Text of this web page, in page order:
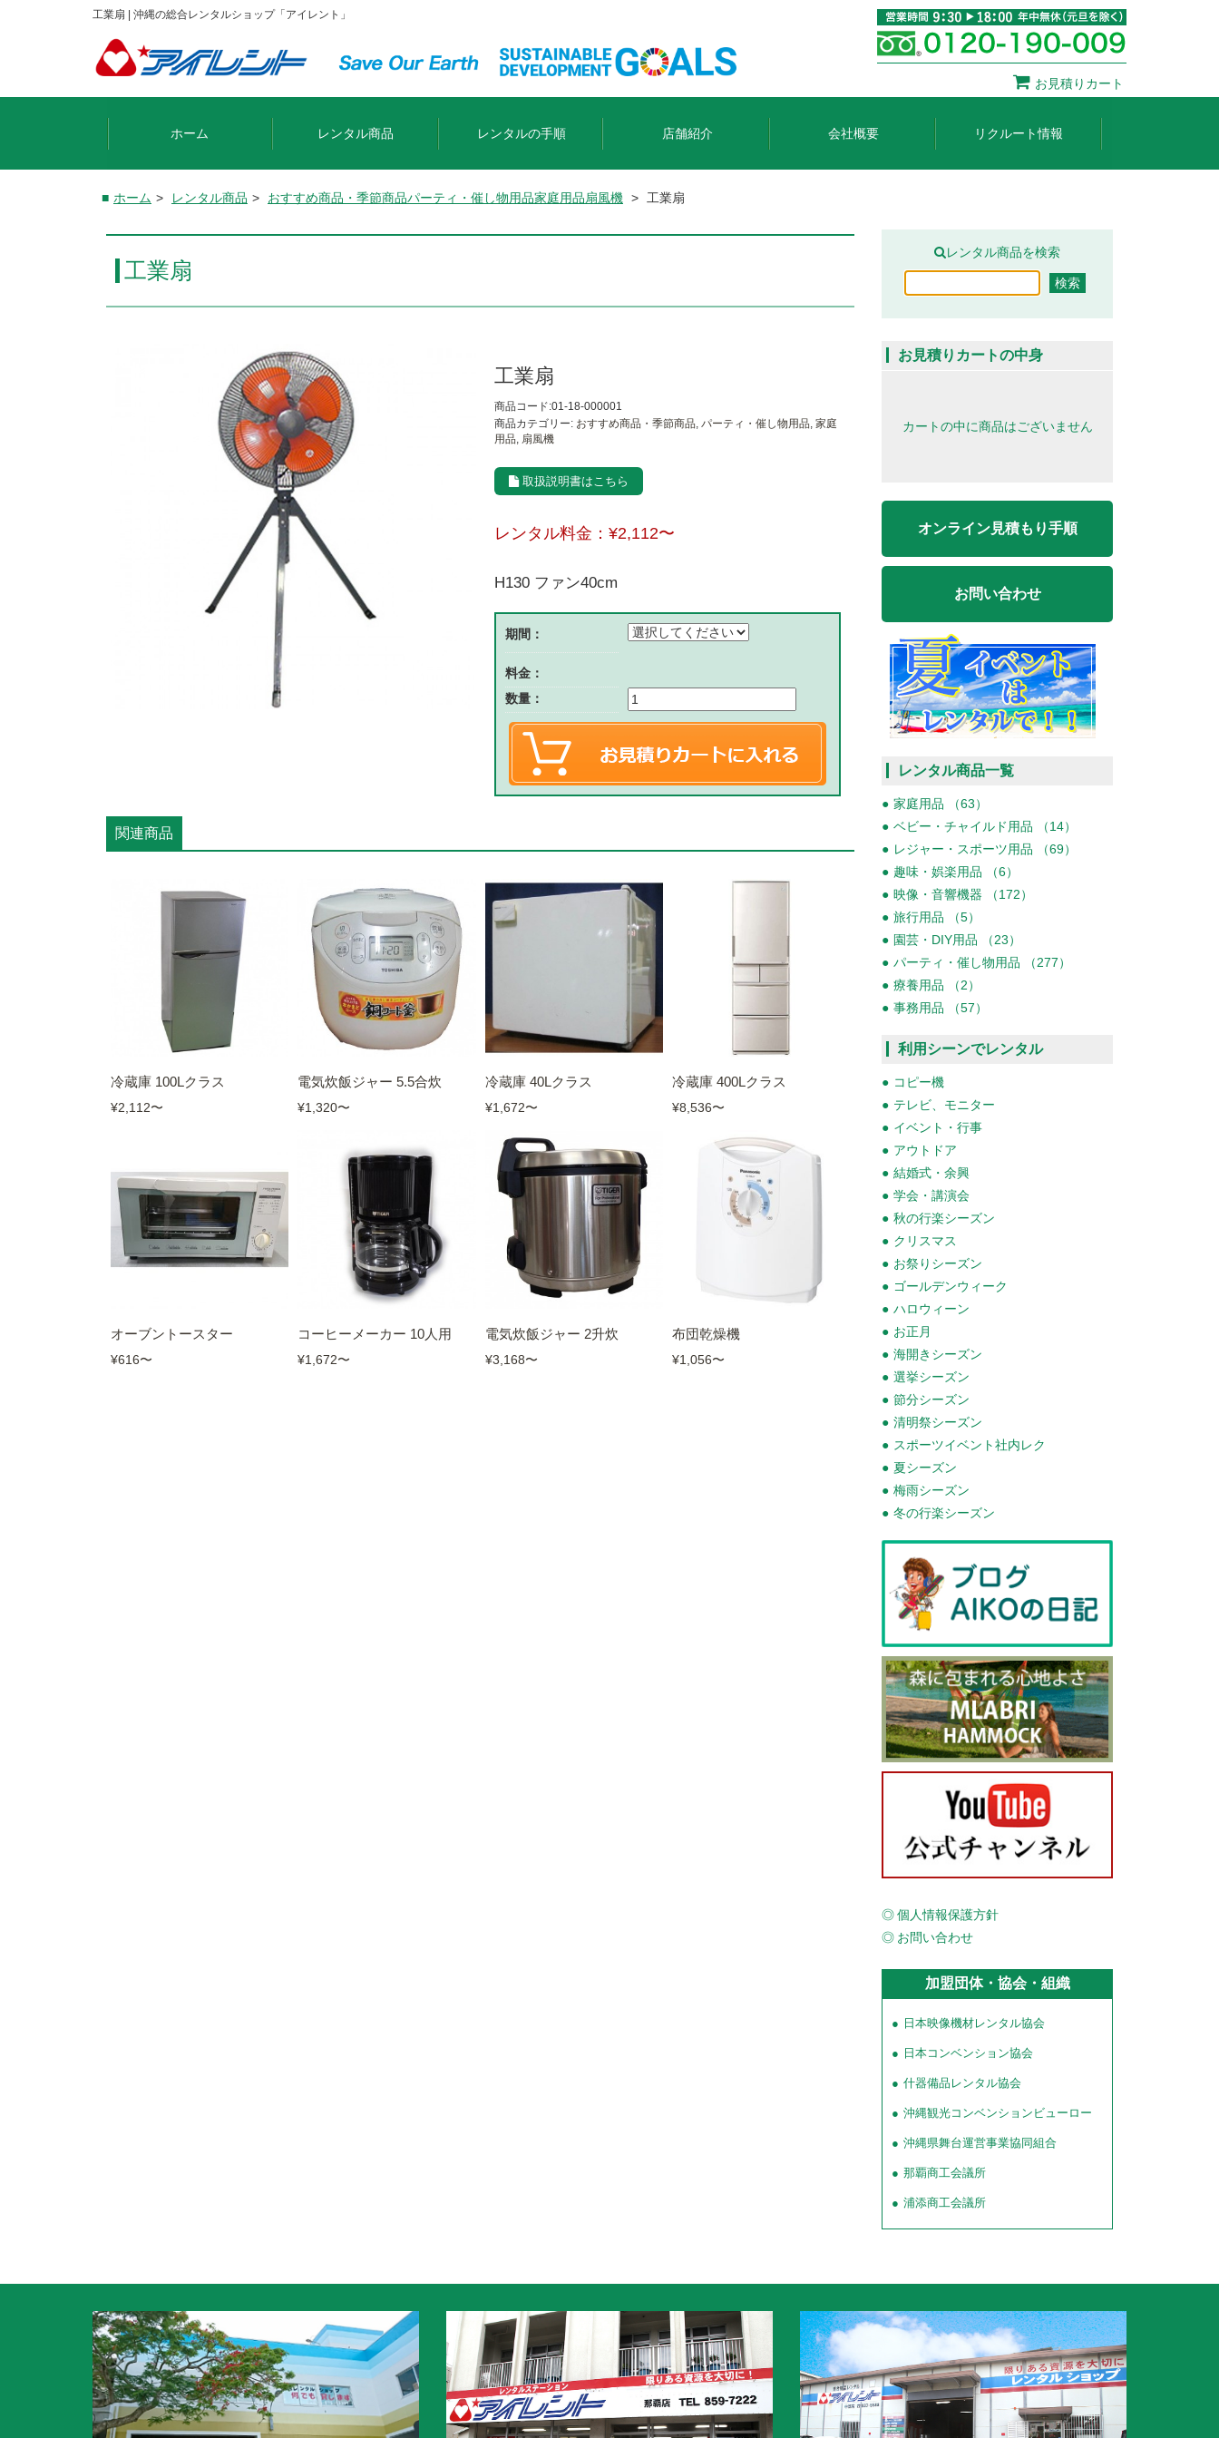
工業扇 | 沖縄の総合レンタルショップ「アイレント」
お見積りカート
ホーム レンタル商品 レンタルの手順 店舗紹介 会社概要 リクルート情報
ホーム > レンタル商品 > おすすめ商品・季節商品パーティ・催し物用品家庭用品扇風機 > 工業扇
工業扇
工業扇
商品コード:01-18-000001
商品カテゴリー: おすすめ商品・季節商品, パーティ・催し物用品, 家庭
用品, 扇風機
取扱説明書はこちら
レンタル料金： ¥2,112〜
H130 ファン40cm
期間：
料金：
数量：
関連商品
冷蔵庫 100Lクラス
¥2,112〜
電気炊飯ジャー 5.5合炊
¥1,320〜
冷蔵庫 40Lクラス
¥1,672〜
冷蔵庫 400Lクラス
¥8,536〜
オーブントースター
¥616〜
コーヒーメーカー 10人用
¥1,672〜
電気炊飯ジャー 2升炊
¥3,168〜
布団乾燥機
¥1,056〜
レンタル商品を検索
お見積りカートの中身
カートの中に商品はございません
オンライン見積もり手順
お問い合わせ
レンタル商品一覧
家庭用品 （63）
ベビー・チャイルド用品 （14）
レジャー・スポーツ用品 （69）
趣味・娯楽用品 （6）
映像・音響機器 （172）
旅行用品 （5）
園芸・DIY用品 （23）
パーティ・催し物用品 （277）
療養用品 （2）
事務用品 （57）
利用シーンでレンタル
コピー機
テレビ、モニター
イベント・行事
アウトドア
結婚式・余興
学会・講演会
秋の行楽シーズン
クリスマス
お祭りシーズン
ゴールデンウィーク
ハロウィーン
お正月
海開きシーズン
選挙シーズン
節分シーズン
清明祭シーズン
スポーツイベント社内レク
夏シーズン
梅雨シーズン
冬の行楽シーズン
個人情報保護方針
お問い合わせ
加盟団体・協会・組織
日本映像機材レンタル協会
日本コンベンション協会
什器備品レンタル協会
沖縄観光コンベンションビューロー
沖縄県舞台運営事業協同組合
那覇商工会議所
浦添商工会議所